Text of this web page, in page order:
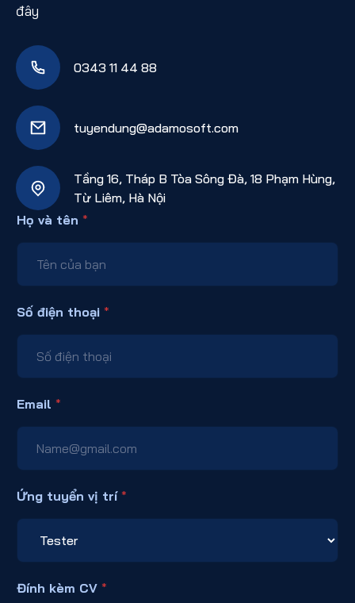
đây
0343 11 44 88
tuyendung@adamosoft.com
Tầng 16, Tháp B Tòa Sông Đà, 18 Phạm Hùng,
Từ Liêm, Hà Nội
Họ và tên *
Số điện thoại *
Email *
Ứng tuyển vị trí *
Đính kèm CV *